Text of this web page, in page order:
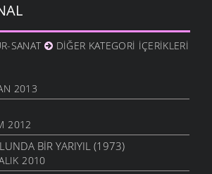
SANAT DIĞER KATEGORI İÇERIKLERI
2013
2012
BIR YARIYIL (1973)
2010